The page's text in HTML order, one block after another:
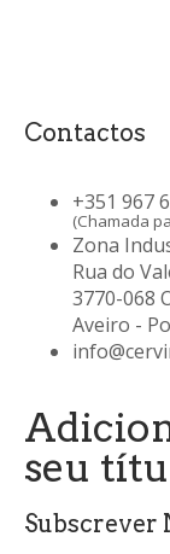
Contactos
+351 967
(Chamada
Zona
Rua do
3770-068
Aveiro -
seu
Subscrever